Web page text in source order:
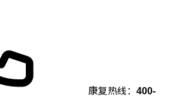
康复热线： 400-